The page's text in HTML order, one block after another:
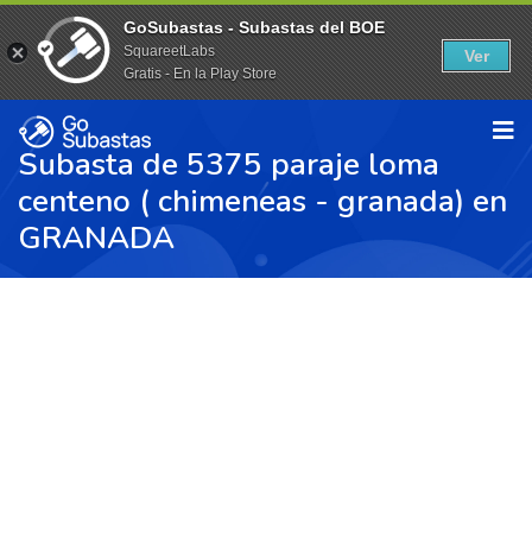
Subasta de 5375 paraje loma
centeno ( chimeneas - granada) en
GRANADA
GoSubastas - Subastas del BOE
SquareetLabs
Gratis - En la Play Store
Ver